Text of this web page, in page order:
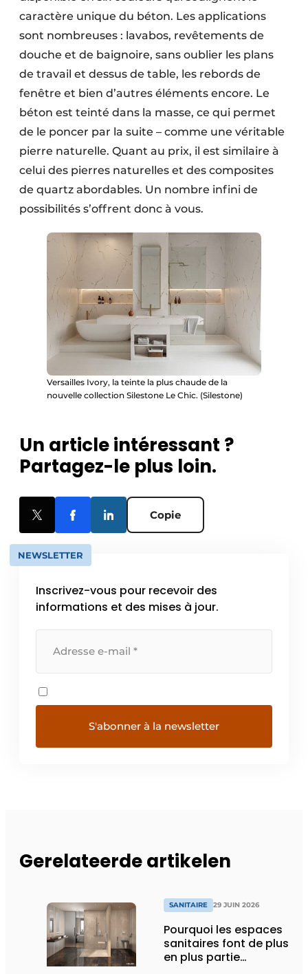
caractère unique du béton. Les applications
sont nombreuses : lavabos, revêtements de
douche et de baignoire, sans oublier les plans
de travail et dessus de table, les rebords de
fenêtre et bien d’autres éléments encore. Le
béton est teinté dans la masse, ce qui permet
de le poncer par la suite – comme une véritable
pierre naturelle. Quant au prix, il est similaire à
celui des pierres naturelles et des composites
de quartz abordables. Un nombre infini de
possibilités s’offrent donc à vous.
Versailles Ivory, la teinte la plus chaude de la
nouvelle collection Silestone Le Chic. (Silestone)
Un article intéressant ?
Partagez-le plus loin.
Copie
NEWSLETTER
Inscrivez-vous pour recevoir des
informations et des mises à jour.
Gerelateerde artikelen
SANITAIRE 29 JUIN 2026
Pourquoi les espaces
sanitaires font de plus
en plus partie